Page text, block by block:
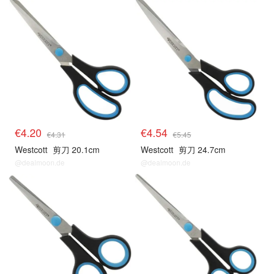
€4.20 €4.31
Westcott 剪刀 20.1cm
@dealmoon.de
€4.54 €5.45
Westcott 剪刀 24.7cm
@dealmoon.de